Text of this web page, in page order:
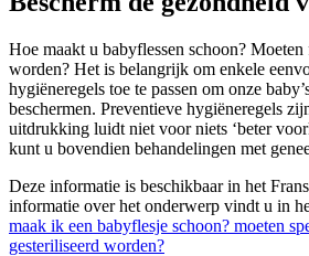
Hoe maakt u babyflessen schoon? Moeten
worden? Het is belangrijk om enkele
hygiëneregels toe te passen om onze
beschermen. Preventieve hygiëneregels
uitdrukking luidt niet voor niets ‘beter
kunt u bovendien behandelingen met
Deze informatie is beschikbaar in het
informatie over het onderwerp vindt u in
maak ik een babyflesje schoon? moeten
gesteriliseerd worden?